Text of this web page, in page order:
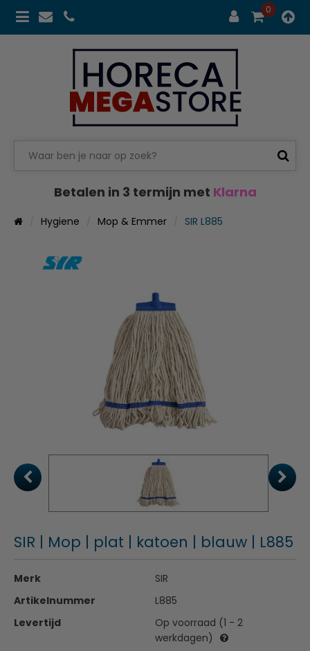
0
Betalen in 3 termijn met Klarna
Hygiene Mop & Emmer SIR L885
SIR | Mop | plat | katoen | blauw | L885
Merk
SIR
Artikelnummer
L885
Levertijd
Op voorraad (1 - 2
werkdagen)